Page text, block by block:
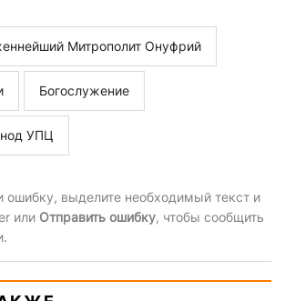
Митрополит Онуфрий
Богослужение
УПЦ
ошибку, выделите необходимый текст и
или Отправить ошибку, чтобы сообщить